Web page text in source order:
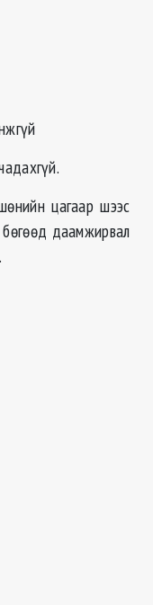
цагаар шээс
даамжирвал